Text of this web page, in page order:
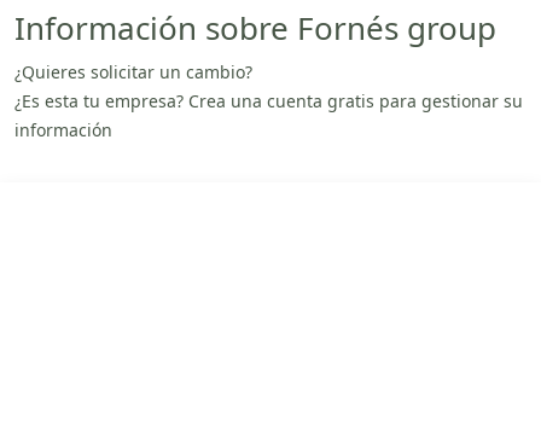
Información sobre Fornés group
¿Quieres solicitar un cambio?
¿Es esta tu empresa? Crea una cuenta gratis para gestionar su
información